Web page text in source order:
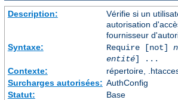
Description:
Vérifie si un
autorisation
fournisseur
Syntaxe:
Require [not]
entité] ...
Contexte:
répertoire,
Surcharges autorisées: AuthConfig
Statut:
Base